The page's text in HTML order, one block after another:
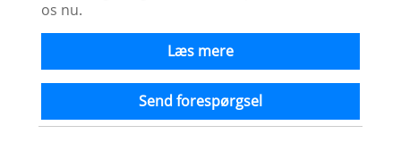
os nu.
Læs mere
Send forespørgsel